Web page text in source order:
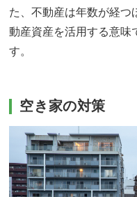
た、不動産は年数が経つ
動産資産を活用する意味
す。
空き家の対策